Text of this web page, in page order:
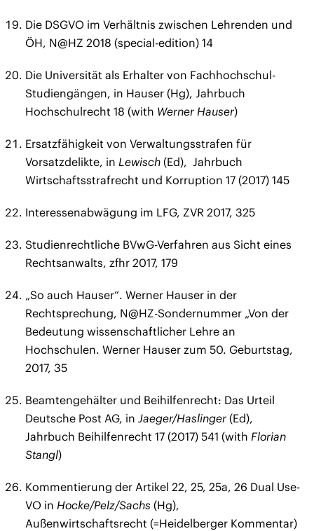
Die DSGVO im Verhältnis zwischen Lehrenden und
ÖH, N@HZ 2018 (special-edition) 14
Die Universität als Erhalter von Fachhochschul-
Studiengängen, in Hauser (Hg), Jahrbuch
Hochschulrecht 18 (with Werner Hauser)
Ersatzfähigkeit von Verwaltungsstrafen für
Vorsatzdelikte, in Lewisch (Ed), Jahrbuch
Wirtschaftsstrafrecht und Korruption 17 (2017) 145
Interessenabwägung im LFG, ZVR 2017, 325
Studienrechtliche BVwG-Verfahren aus Sicht eines
Rechtsanwalts, zfhr 2017, 179
„So auch Hauser“. Werner Hauser in der
Rechtsprechung, N@HZ-Sondernummer „Von der
Bedeutung wissenschaftlicher Lehre an
Hochschulen. Werner Hauser zum 50. Geburtstag,
2017, 35
Beamtengehälter und Beihilfenrecht: Das Urteil
Deutsche Post AG, in Jaeger/Haslinger (Ed),
Jahrbuch Beihilfenrecht 17 (2017) 541 (with Florian
Stangl)
Kommentierung der Artikel 22, 25, 25a, 26 Dual Use-
VO in Hocke/Pelz/Sachs (Hg),
Außenwirtschaftsrecht (=Heidelberger Kommentar)